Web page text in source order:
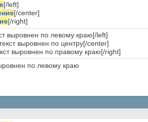
[/left]
[/center]
[/right]
выровнен по левому краю[/left]
выровнен по центру[/center]
выровнен по правому краю[/right]
по левому краю